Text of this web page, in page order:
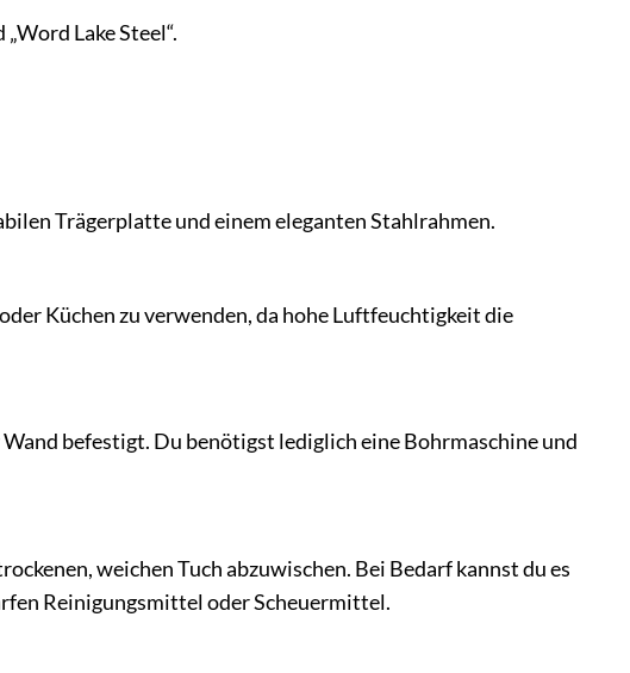
Lake Steel“.
Trägerplatte und einem eleganten Stahlrahmen.
Küchen zu verwenden, da hohe Luftfeuchtigkeit die
befestigt. Du benötigst lediglich eine Bohrmaschine und
weichen Tuch abzuwischen. Bei Bedarf kannst du es
Reinigungsmittel oder Scheuermittel.